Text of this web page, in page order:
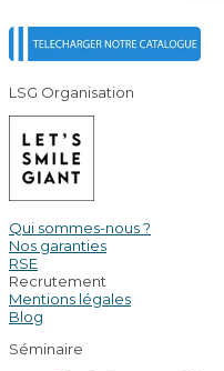
LSG Organisation
Qui sommes-nous ?
Nos garanties
RSE
Recrutement
Mentions légales
Blog
Séminaire